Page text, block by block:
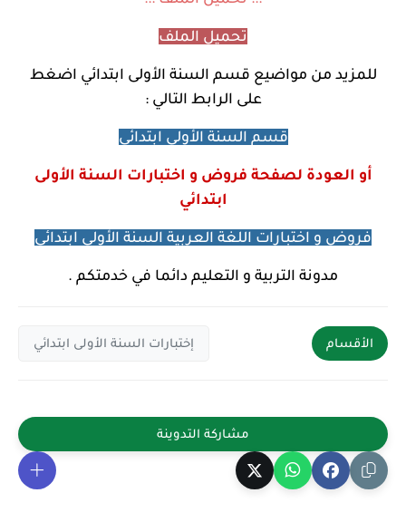
تحميل الملف
للمزيد من مواضيع قسم السنة الأولى ابتدائي اضغط
على الرابط التالي :
قسم السنة الأولى ابتدائي
أو العودة لصفحة فروض و اختبارات السنة الأولى
ابتدائي
فروض و اختبارات اللغة العربية السنة الأولى ابتدائي
مدونة التربية و التعليم دائما في خدمتكم .
الأقسام إختبارات السنة الأولى ابتدائي